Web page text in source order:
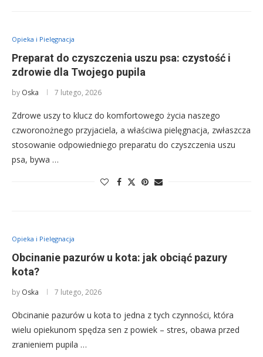
Opieka i Pielęgnacja
Preparat do czyszczenia uszu psa: czystość i
zdrowie dla Twojego pupila
by Oska 7 lutego, 2026
Zdrowe uszy to klucz do komfortowego życia naszego
czworonożnego przyjaciela, a właściwa pielęgnacja, zwłaszcza
stosowanie odpowiedniego preparatu do czyszczenia uszu
psa, bywa …
Opieka i Pielęgnacja
Obcinanie pazurów u kota: jak obciąć pazury
kota?
by Oska 7 lutego, 2026
Obcinanie pazurów u kota to jedna z tych czynności, która
wielu opiekunom spędza sen z powiek – stres, obawa przed
zranieniem pupila …